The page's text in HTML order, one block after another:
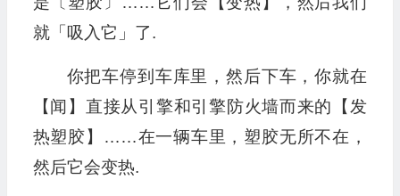
就「吸入它」了.
你把车停到车库里，然后下车，你就在
【闻】直接从引擎和引擎防火墙而来的【发
热塑胶】……在一辆车里，塑胶无所不在，
然后它会变热.